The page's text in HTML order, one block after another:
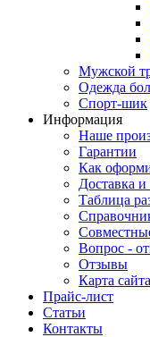
Мужской
Одежда
Спорт-шик
Информация
Наше
Гарантии
Как
Доставка и
Таблица
Вопрос -
Отзывы
Карта сайта
Прайс-лист
Статьи
Контакты